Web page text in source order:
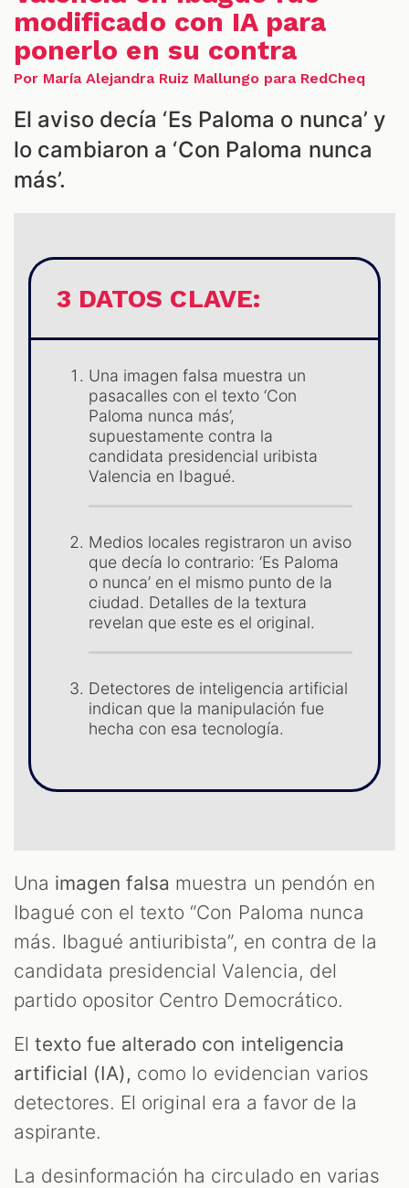
modificado con IA para
ponerlo en su contra
Por María Alejandra Ruiz Mallungo para RedCheq
El aviso decía ‘Es Paloma o nunca’ y
lo cambiaron a ‘Con Paloma nunca
más’.
3 DATOS CLAVE:
Una imagen falsa muestra un
pasacalles con el texto ‘Con
Paloma nunca más’,
supuestamente contra la
candidata presidencial uribista
Valencia en Ibagué.
Medios locales registraron un aviso
que decía lo contrario: ‘Es Paloma
o nunca’ en el mismo punto de la
ciudad. Detalles de la textura
revelan que este es el original.
Detectores de inteligencia artificial
indican que la manipulación fue
hecha con esa tecnología.
Una imagen falsa muestra un pendón en
Ibagué con el texto “Con Paloma nunca
más. Ibagué antiuribista”, en contra de la
candidata presidencial Valencia, del
partido opositor Centro Democrático.
Eltexto fue alterado con inteligencia
artificial (IA), como lo evidencian varios
detectores. El original era a favor de la
aspirante.
La desinformación ha circulado en varias